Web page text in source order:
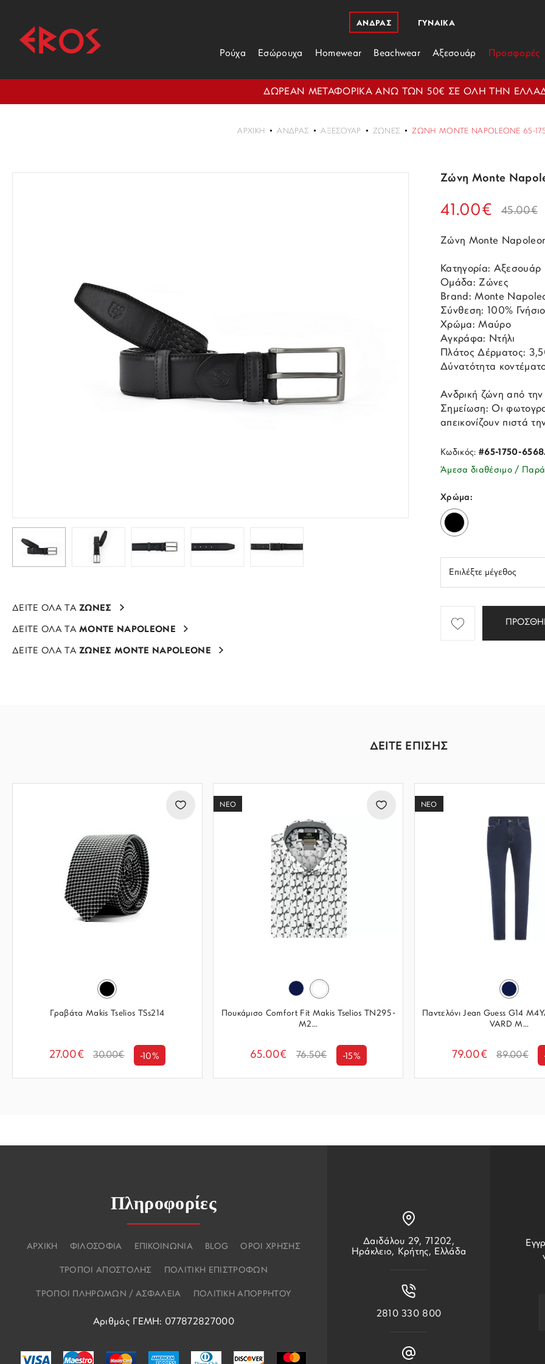
ΑΝΔΡΑΣ
Ρούχα Εσώρουχα Homewear Beachwear Αξεσουάρ Προσφορές
ΓΥΝΑΙΚΑ
ΔΩΡΕΑΝ ΜΕΤΑΦΟΡΙΚΑ ΑΝΩ ΤΩΝ 50€ ΣΕ ΟΛΗ ΤΗΝ
ΑΡΧΙΚΉ ΑΝΔΡΑΣ ΑΞΕΣΟΥΆΡ ΖΏΝΕΣ ΖΏΝΗ MONTE NAPOLEONE 65-
ΔΕΙΤΕ ΟΛΑ ΤΑΖΩΝΕΣ
ΔΕΙΤΕ ΟΛΑ ΤΑMONTE NAPOLEONE
ΔΕΙΤΕ ΟΛΑ ΤΑΖΩΝΕΣ MONTE NAPOLEONE
Ζώνη Monte
41.00€ 45.00€
Ζώνη Monte
Κατηγορία: Αξεσουάρ
Ομάδα: Ζώνες
Brand: Monte
Σύνθεση: 100%
Χρώμα: Μαύρο
Αγκράφα: Ντήλι
Πλάτος Δέρματος:
Δύνατότητα
Ανδρική ζώνη από
Σημείωση: Οι
απεικονίζουν πιστά
Κωδικός:#65-1750-
Άμεσα διαθέσιμο /
Χρώμα:
ΔΕΙΤΕ ΕΠΙΣΗΣ
Γραβάτα Makis Tselios TSs214
27.00€ 30.00€ -10%
ΝΕΟ
Πουκάμισο Comfort Fit Makis Tselios TN295-
M2...
65.00€ 76.50€ -15%
ΝΕΟ
Παντελόνι Jean Guess G14
VARD Μ...
79.00€ 89.00€
Πληροφορίες
ΑΡΧΙΚΗ ΦΙΛΟΣΟΦΙΑ ΕΠΙΚΟΙΝΩΝΙΑ BLOG ΟΡΟΙ ΧΡΗΣΗΣ
ΤΡΟΠΟΙ ΑΠΟΣΤΟΛΗΣ ΠΟΛΙΤΙΚΗ ΕΠΙΣΤΡΟΦΩΝ
ΤΡΟΠΟΙ ΠΛΗΡΩΜΩΝ / ΑΣΦΑΛΕΙΑ ΠΟΛΙΤΙΚΗ ΑΠΟΡΡΗΤΟΥ
Αριθμός ΓΕΜΗ: 077872827000
Δαιδάλου 29, 71202,
Ηράκλειο, Κρήτης, Ελλάδα
2810 330 800